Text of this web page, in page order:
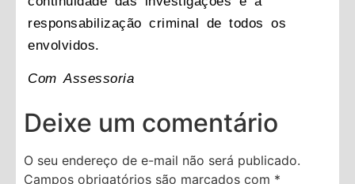
responsabilização criminal de todos os
envolvidos.
Com Assessoria
Deixe um comentário
O seu endereço de e-mail não será publicado.
Campos obrigatórios são marcados com *